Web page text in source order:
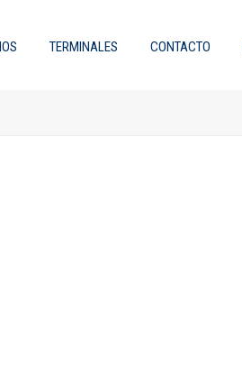
TERMINALES CONTACTO